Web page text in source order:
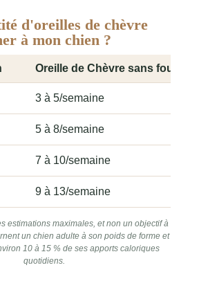
d'oreilles de chèvre
à mon chien ?
recommandées de Oreille de
Oreille de Chèvre sans fourrure
3 à 5/semaine
5 à 8/semaine
7 à 10/semaine
9 à 13/semaine
estimations maximales, et non un objectif à
un chien adulte à son poids de forme et
10 à 15 % de ses apports caloriques
quotidiens.